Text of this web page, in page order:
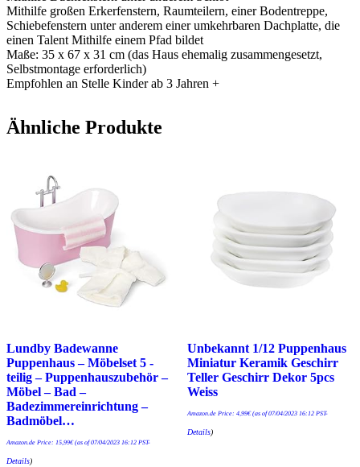
Mithilfe großen Erkerfenstern, Raumteilern, einer Bodentreppe,
Schiebefenstern unter anderem einer umkehrbaren Dachplatte, die
einen Talent Mithilfe einem Pfad bildet
Maße: 35 x 67 x 31 cm (das Haus ehemalig zusammengesetzt,
Selbstmontage erforderlich)
Empfohlen an Stelle Kinder ab 3 Jahren +
Ähnliche Produkte
Lundby Badewanne
Puppenhaus – Möbelset 5 -
teilig – Puppenhauszubehör –
Möbel – Bad –
Badezimmereinrichtung –
Badmöbel…
Amazon.de Price: 15,99€(as of 07/04/2023 16:12 PST-
Details)
Unbekannt 1/12 Puppenhaus
Miniatur Keramik Geschirr
Teller Geschirr Dekor 5pcs
Weiss
Amazon.de Price: 4,99€(as of 07/04/2023 16:12 PST-
Details)